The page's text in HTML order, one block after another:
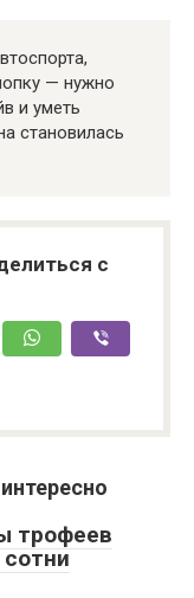
— нужно
и уметь
становилась
с
трофеев
сотни